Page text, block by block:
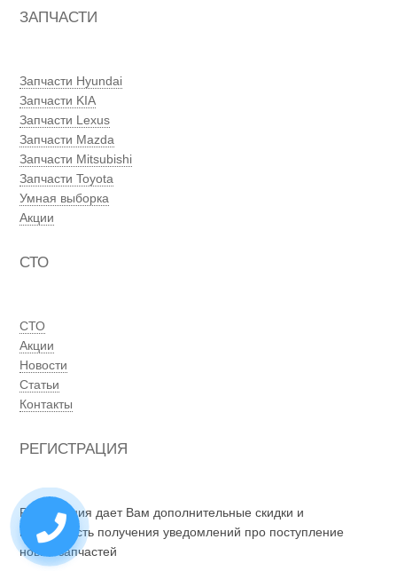
ЗАПЧАСТИ
Запчасти Hyundai
Запчасти KIA
Запчасти Lexus
Запчасти Mazda
Запчасти Mitsubishi
Запчасти Toyota
Умная выборка
Акции
СТО
СТО
Акции
Новости
Статьи
Контакты
РЕГИСТРАЦИЯ
Регистрация дает Вам дополнительные скидки и
возможность получения уведомлений про поступление
новых запчастей